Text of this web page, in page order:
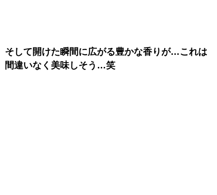
そして開けた瞬間に広がる豊かな香りが…これは
間違いなく美味しそう…笑